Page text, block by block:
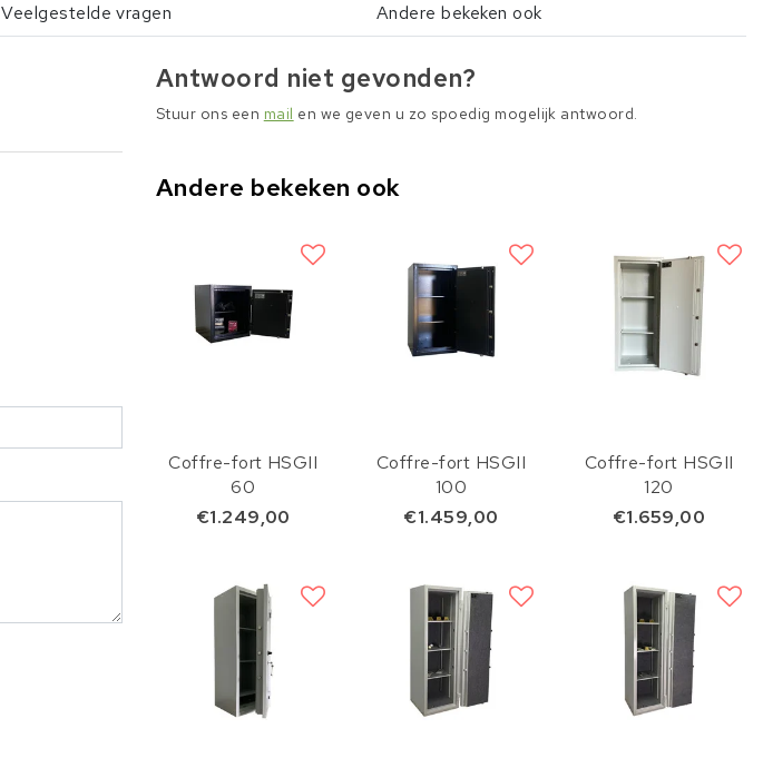
Veelgestelde vragen Andere bekeken ook
Antwoord niet gevonden?
Stuur ons een mail en we geven u zo spoedig mogelijk antwoord.
Andere bekeken ook
Coffre-fort HSGII
60
€1.249,00
Coffre-fort HSGII
100
€1.459,00
Coffre-fort HSGII
120
€1.659,00